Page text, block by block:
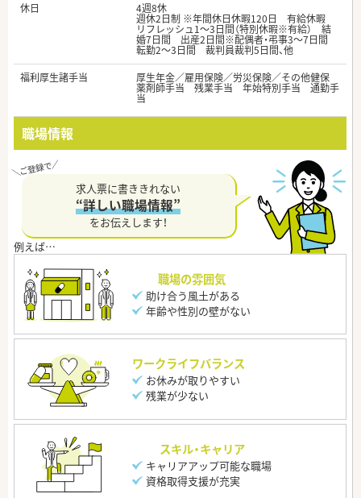
休日
4週8休
週休2日制 ※年間休日休暇120日 有給休暇
リフレッシュ1～3日間（特別休暇※有給） 結
婚7日間 出産2日間※配偶者・弔事3～7日間
転勤2～3日間 裁判員裁判5日間、他
福利厚生諸手当
厚生年金／雇用保険／労災保険／その他健保
薬剤師手当 残業手当 年始特別手当 通勤手
当
職場情報
求人票に書ききれない
“詳しい職場情報”
をお伝えします！
職場の雰囲気
助け合う風土がある
年齢や性別の壁がない
ワークライフバランス
お休みが取りやすい
残業が少ない
スキル・キャリア
キャリアアップ可能な職場
資格取得支援が充実